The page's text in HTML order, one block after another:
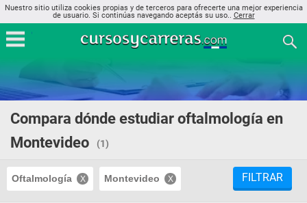
Nuestro sitio utiliza cookies propias y de terceros para ofrecerte una mejor experiencia
de usuario. Si continúas navegando aceptás su uso.. Cerrar
Compara dónde estudiar oftalmología en
Montevideo
(1)
Oftalmología Montevideo FILTRAR